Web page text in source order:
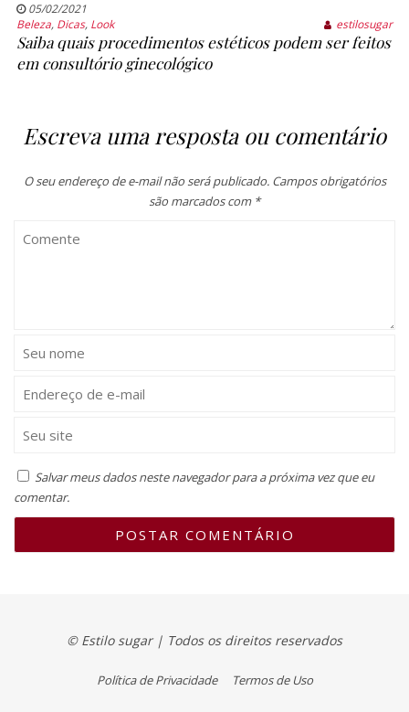
05/02/2021
Beleza, Dicas, Look estilosugar
Saiba quais procedimentos estéticos podem ser feitos
em consultório ginecológico
Escreva uma resposta ou comentário
O seu endereço de e-mail não será publicado. Campos obrigatórios
são marcados com *
Salvar meus dados neste navegador para a próxima vez que eu
comentar.
© Estilo sugar | Todos os direitos reservados
Política de Privacidade Termos de Uso